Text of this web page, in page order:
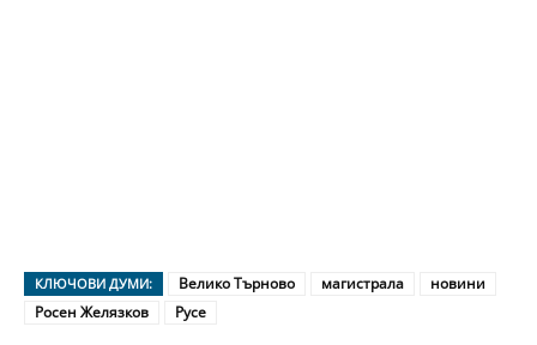
КЛЮЧОВИ ДУМИ: Велико Търново магистрала
новини
Росен Желязков
Русе